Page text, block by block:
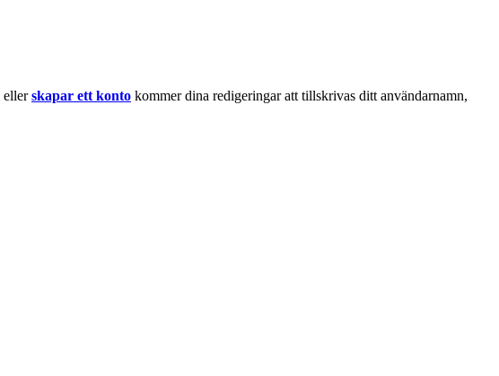
ellerskapar ett konto kommer dina redigeringar att tillskrivas ditt användarnamn,